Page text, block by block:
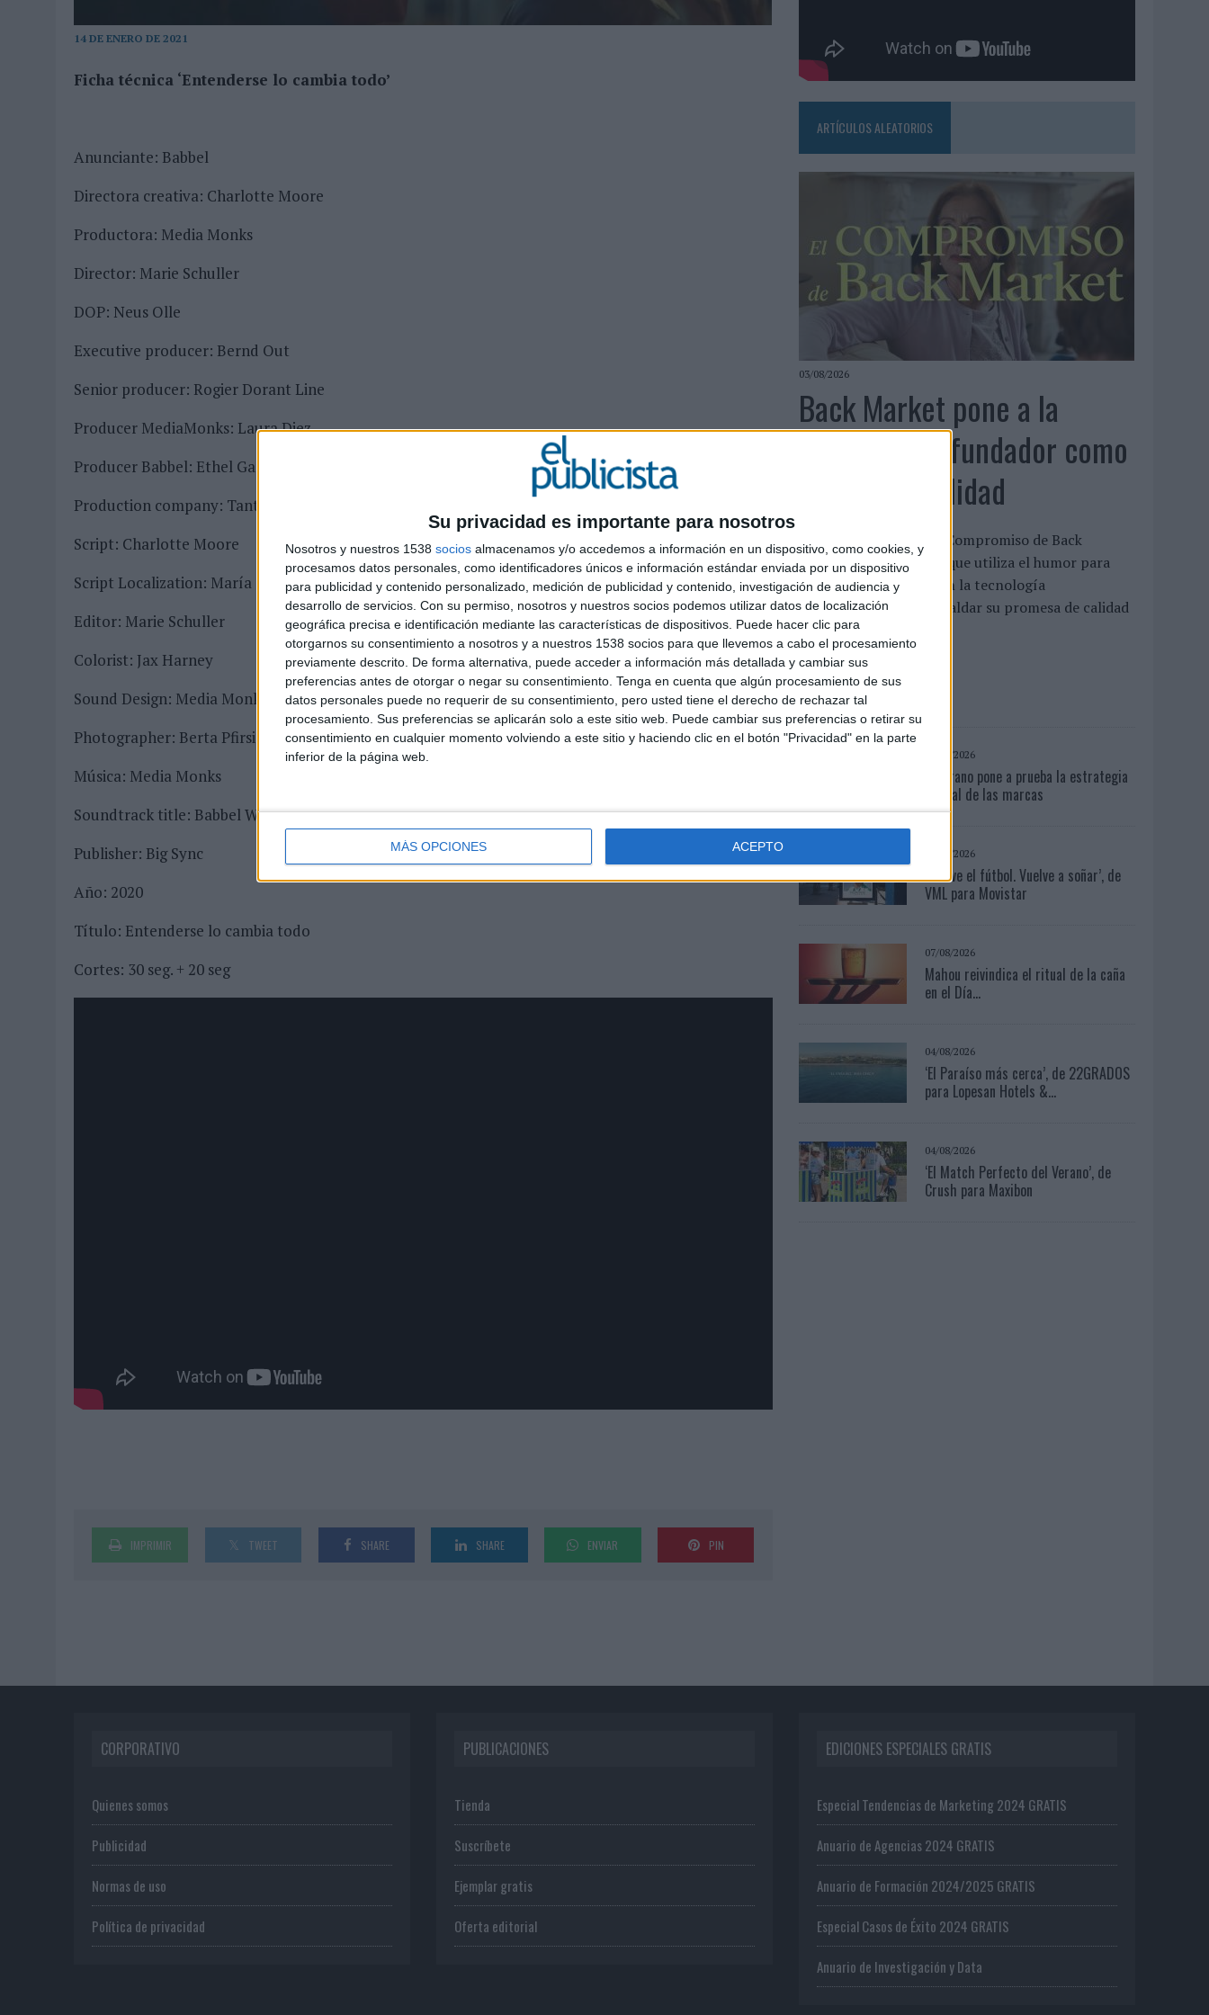
Su privacidad es importante para nosotros
Nosotros y nuestros 1538 socios almacenamos y/o accedemos a información en un dispositivo, como cookies, y
procesamos datos personales, como identificadores únicos e información estándar enviada por un dispositivo
para publicidad y contenido personalizado, medición de publicidad y contenido, investigación de audiencia y
desarrollo de servicios. Con su permiso, nosotros y nuestros socios podemos utilizar datos de localización
geográfica precisa e identificación mediante las características de dispositivos. Puede hacer clic para
otorgarnos su consentimiento a nosotros y a nuestros 1538 socios para que llevemos a cabo el procesamiento
previamente descrito. De forma alternativa, puede acceder a información más detallada y cambiar sus
preferencias antes de otorgar o negar su consentimiento. Tenga en cuenta que algún procesamiento de sus
datos personales puede no requerir de su consentimiento, pero usted tiene el derecho de rechazar tal
procesamiento. Sus preferencias se aplicarán solo a este sitio web. Puede cambiar sus preferencias o retirar su
consentimiento en cualquier momento volviendo a este sitio y haciendo clic en el botón "Privacidad" en la parte
inferior de la página web.
MÁS OPCIONES ACEPTO
14 DE ENERO DE 2021
Ficha técnica ‘Entenderse lo cambia todo’
Anunciante: Babbel
Directora creativa: Charlotte Moore
Productora: Media Monks
Director: Marie Schuller
DOP: Neus Olle
Executive producer: Bernd Out
Senior producer: Rogier Dorant Line
Producer MediaMonks: Laura Diez
Producer Babbel: Ethel Garrigues
Production company: Tantor Films
Script: Charlotte Moore
Script Localization: María Sicilia
Editor: Marie Schuller
Colorist: Jax Harney
Sound Design: Media Monks
Photographer: Berta Pfirsich
Música: Media Monks
Soundtrack title: Babbel Warm Vibes
Publisher: Big Sync
Año: 2020
Título: Entenderse lo cambia todo
Cortes: 30 seg. + 20 seg
IMPRIMIR TWEET SHARE SHARE ENVIAR PIN
ARTÍCULOS ALEATORIOS
03/08/2026
Back Market pone a la
madre de su fundador como
aval de su calidad
La compañía lanza ‘El Compromiso de Back
Market’, una campaña que utiliza el humor para
reforzar la confianza en la tecnología
reacondicionada y respaldar su promesa de calidad
La confianza sigue...
LEER MÁS
07/08/2026
El verano pone a prueba la estrategia
digital de las marcas
03/08/2026
‘Vuelve el fútbol. Vuelve a soñar’, de
VML para Movistar
07/08/2026
Mahou reivindica el ritual de la caña
en el Día...
04/08/2026
‘El Paraíso más cerca’, de 22GRADOS
para Lopesan Hotels &...
04/08/2026
‘El Match Perfecto del Verano’, de
Crush para Maxibon
CORPORATIVO
Quienes somos
Publicidad
Normas de uso
Política de privacidad
PUBLICACIONES
Tienda
Suscríbete
Ejemplar gratis
Oferta editorial
EDICIONES ESPECIALES GRATIS
Especial Tendencias de Marketing 2024 GRATIS
Anuario de Agencias 2024 GRATIS
Anuario de Formación 2024/2025 GRATIS
Especial Casos de Éxito 2024 GRATIS
Anuario de Investigación y Data